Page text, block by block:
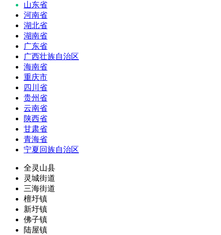
山东省
河南省
湖北省
湖南省
广东省
广西壮族自治区
海南省
重庆市
四川省
贵州省
云南省
陕西省
甘肃省
青海省
宁夏回族自治区
全灵山县
灵城街道
三海街道
檀圩镇
新圩镇
佛子镇
陆屋镇